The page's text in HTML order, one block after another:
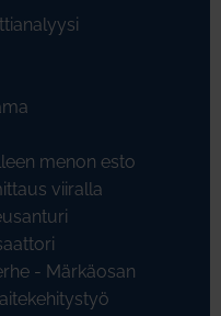
menon esto
viiralla
- Märkäosan